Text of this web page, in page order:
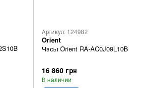
Артикул: 124982
Orient
Часы Orient RA-AC0J09L10B
16 860 грн
В наличии